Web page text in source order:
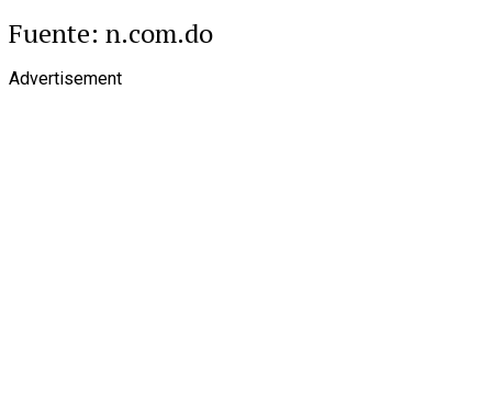
Fuente: n.com.do
Advertisement